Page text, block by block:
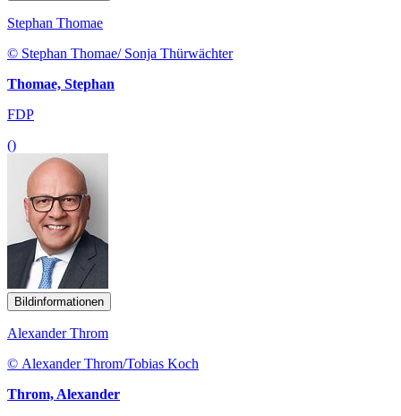
Stephan Thomae
© Stephan Thomae/ Sonja Thürwächter
Thomae, Stephan
FDP
()
Bildinformationen
Alexander Throm
© Alexander Throm/Tobias Koch
Throm, Alexander